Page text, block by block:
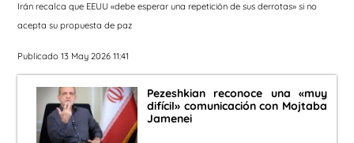
Irán recalca que EEUU «debe esperar una repetición de sus derrotas» si no
acepta su propuesta de paz
Publicado 13 May 2026 11:41
Pezeshkian reconoce una «muy
difícil» comunicación con Mojtaba
Jamenei